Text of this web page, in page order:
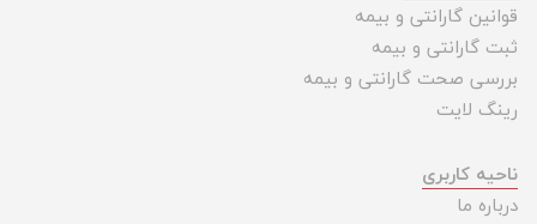
قوانین گارانتی و بیمه
ثبت گارانتی و بیمه
بررسی صحت گارانتی و بیمه
رینگ لایت
ناحیه کاربری
درباره ما